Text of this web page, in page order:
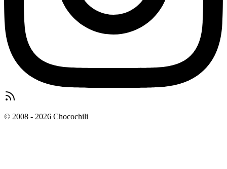
© 2008 - 2026 Chocochili